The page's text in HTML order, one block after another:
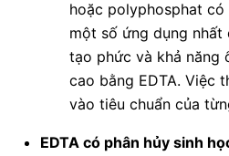
hoặc polyphosphat
một số ứng dụng nhất
tạo phức và khả năng
cao bằng EDTA. Việc
vào tiêu chuẩn của
EDTA có phân hủy sinh